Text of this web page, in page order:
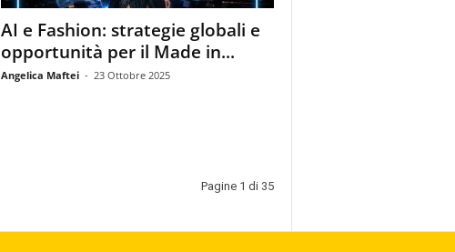
AI e Fashion: strategie globali e
opportunità per il Made in...
Angelica Maftei - 23 Ottobre 2025
Pagine 1 di 35